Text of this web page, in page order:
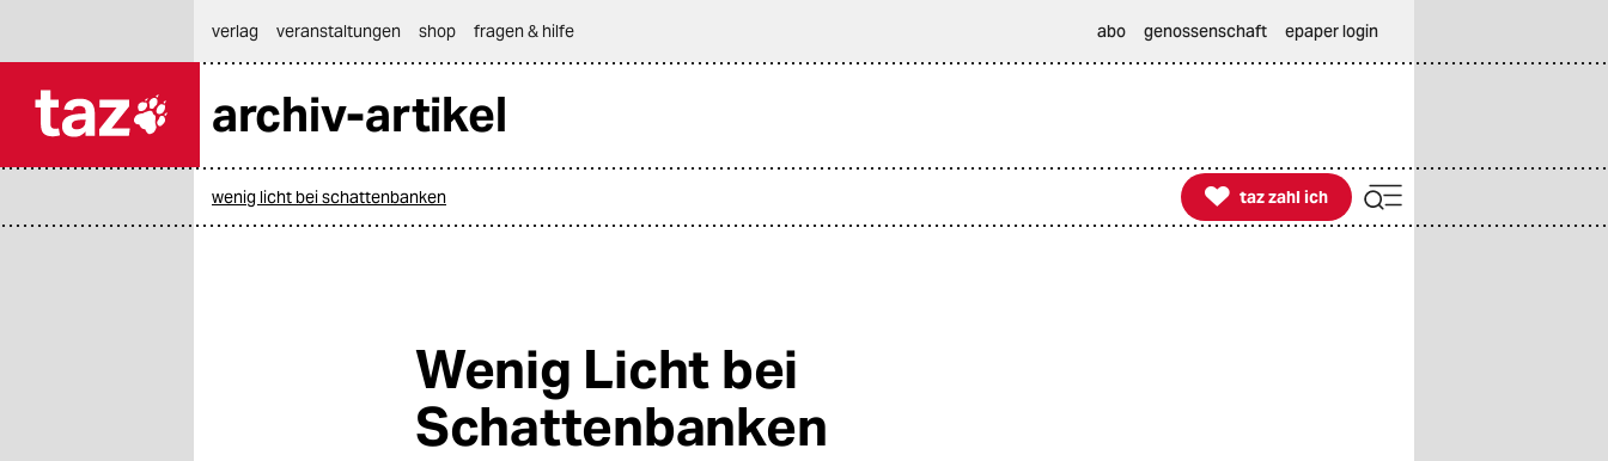
themen
verlag
veranstaltungen shop fragen & hilfe abo genossenschaft epaper login
archiv-artikel
wenig licht bei schattenbanken 
taz zahl ich
taz zahl ich
Wenig Licht bei
Schattenbanken